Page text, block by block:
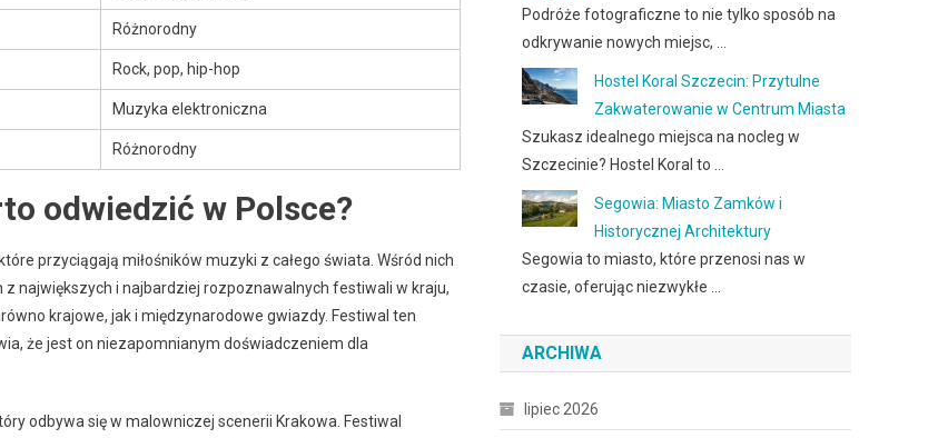
Różnorodny
Rock, pop, hip-hop
Muzyka elektroniczna
Różnorodny
odwiedzić w Polsce?
przyciągają miłośników muzyki z całego świata. Wśród nich
z największych i najbardziej rozpoznawalnych festiwali w kraju,
krajowe, jak i międzynarodowe gwiazdy. Festiwal ten
że jest on niezapomnianym doświadczeniem dla
odbywa się w malowniczej scenerii Krakowa. Festiwal
Podróże fotograficzne to nie tylko sposób na
odkrywanie nowych miejsc, …
Hostel Koral Szczecin: Przytulne
Zakwaterowanie w Centrum Miasta
Szukasz idealnego miejsca na nocleg w
Szczecinie? Hostel Koral to …
Segowia: Miasto Zamków i
Historycznej Architektury
Segowia to miasto, które przenosi nas w
czasie, oferując niezwykłe …
ARCHIWA
lipiec 2026